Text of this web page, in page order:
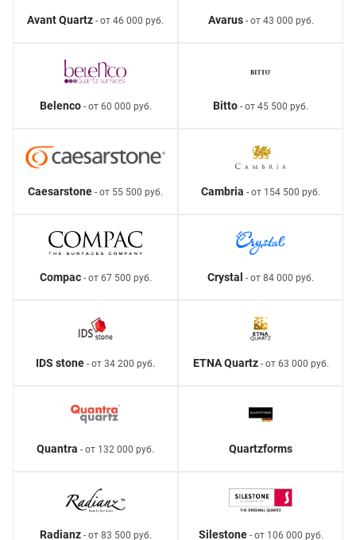
Avant Quartz - от 46 000 руб. Avarus- от 43 000 руб.
Belenco- от 60 000 руб. Bitto - от 45 500 руб.
Caesarstone - от 55 500 руб. Cambria - от 154 500 руб.
Compac- от 67 500 руб. Crystal - от 84 000 руб.
IDS stone - от 34 200 руб. ETNA Quartz- от 63 000 руб.
Quantra - от 132 000 руб. Quartzforms
Radianz- от 83 500 руб. Silestone- от 106 000 руб.